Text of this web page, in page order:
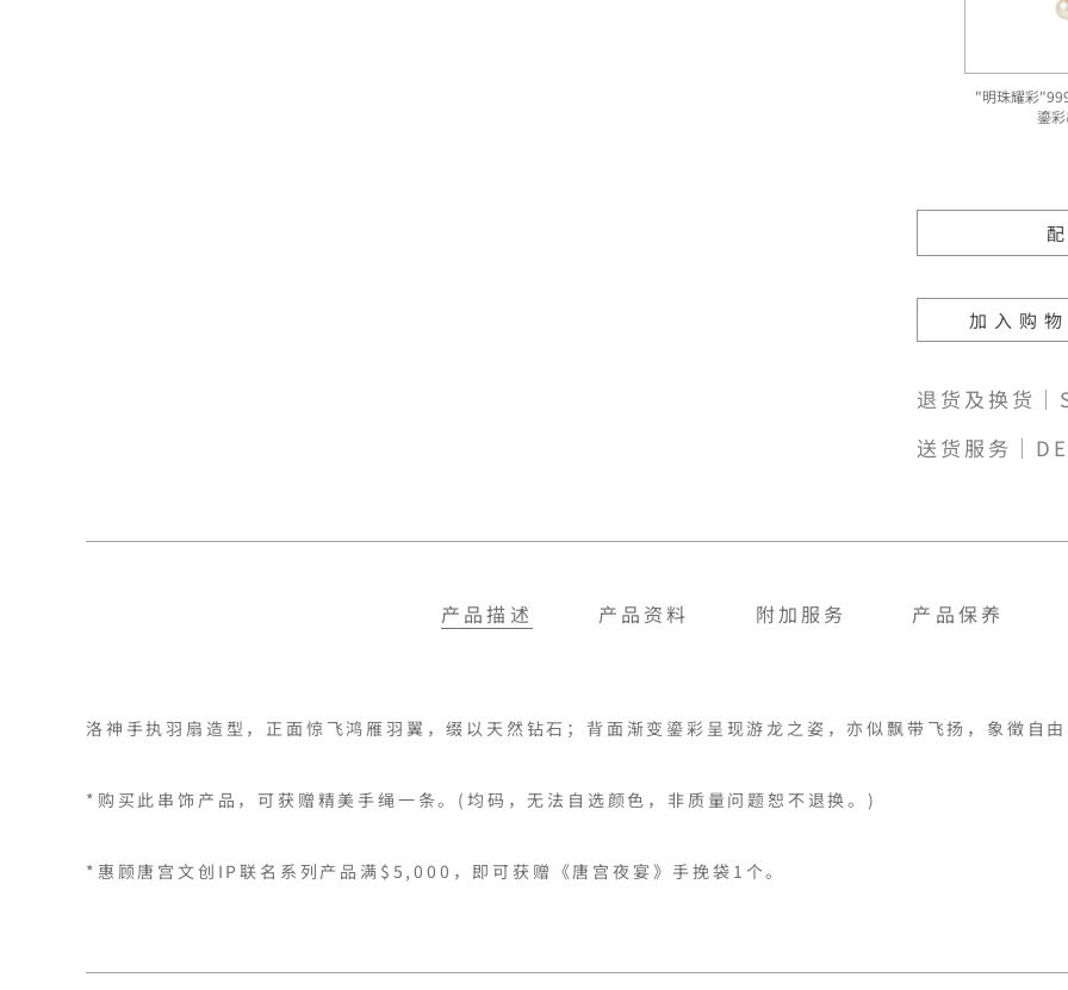
"明珠耀彩
鎏
加入购
退货及换货
送货服务｜
产品描述 产品资料 附加服务 产品保养
洛神手执羽扇造型，正面惊飞鸿雁羽翼，缀以天然钻石；背面渐变鎏彩呈现游龙之姿，亦似飘带飞扬，象徵自
*购买此串饰产品，可获赠精美手绳一条。(均码，无法自选颜色，非质量问题恕不退换。)
*惠顾唐宫文创IP联名系列产品满$5,000，即可获赠《唐宫夜宴》手挽袋1个。